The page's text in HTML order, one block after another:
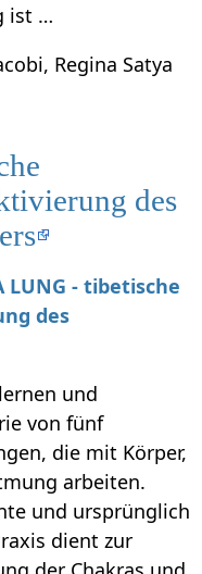
ist …
Regina Satya
des
LUNG - tibetische
des
und
von fünf
die mit Körper,
arbeiten.
und ursprünglich
dient zur